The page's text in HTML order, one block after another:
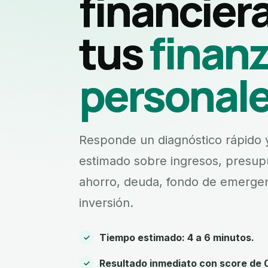
tus
Responde un diagnóstico
estimado sobre ingresos,
ahorro, deuda, fondo de
inversión.
Tiempo estimado: 4 a 6 minutos.
Resultado inmediato con score de